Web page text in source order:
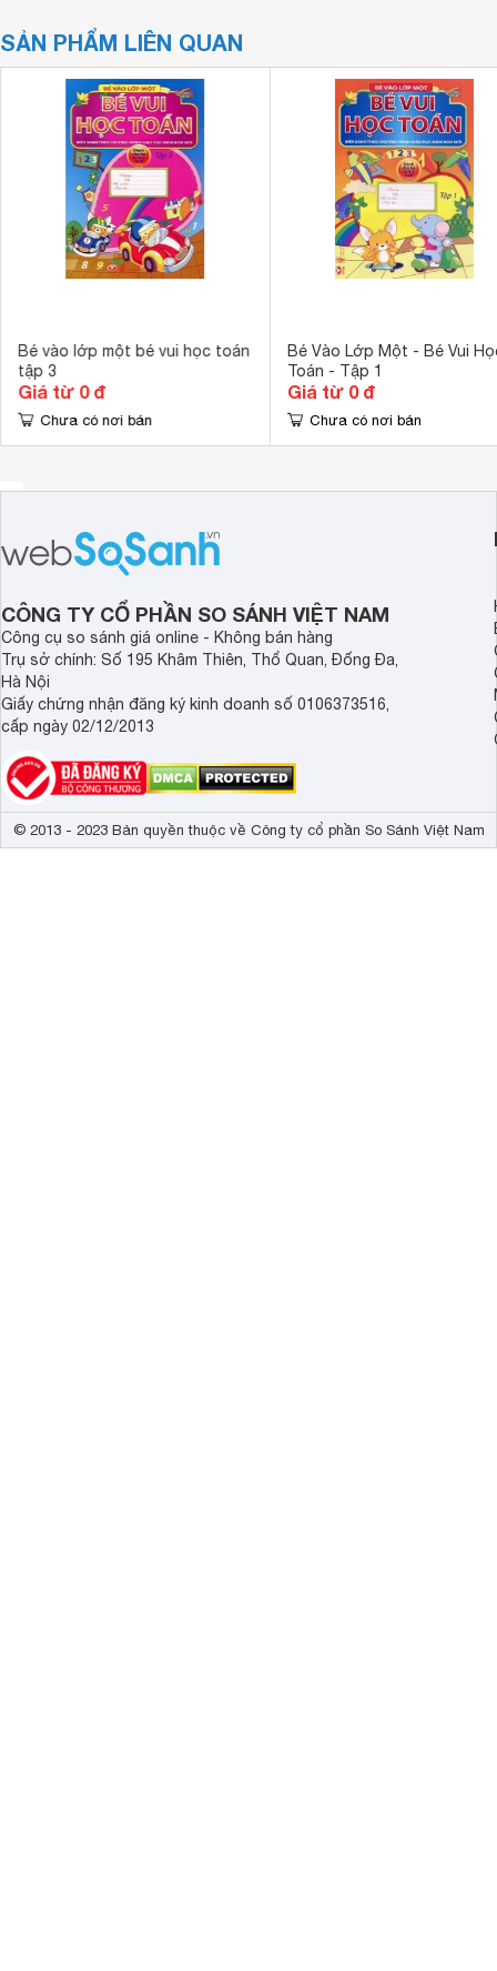
SẢN PHẨM LIÊN QUAN
Bé vào lớp một bé vui học toán
tập 3
Giá từ 0 đ
Chưa có nơi bán
Bé Vào Lớp Một - Bé Vui
Toán - Tập 1
Giá từ 0 đ
Chưa có nơi bán
CÔNG TY CỔ PHẦN SO SÁNH VIỆT NAM
Công cụ so sánh giá online - Không bán hàng
Trụ sở chính: Số 195 Khâm Thiên, Thổ Quan, Đống Đa,
Hà Nội
Giấy chứng nhận đăng ký kinh doanh số 0106373516,
cấp ngày 02/12/2013
© 2013 - 2023 Bản quyền thuộc về Công ty cổ phần So Sánh Việt Nam